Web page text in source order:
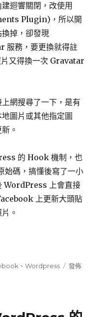
Asus
B85M-
G
的
風
扇
迴響關閉，改使用
Plugin)，所以開
掉，卻發現
服務，要更換就得註
又得換一次 Gravatar
網搜尋了一下，是有
圖片或其他指定圖
。
的 Hook 機制，也
始碼，搞懂後寫了一小
WordPress 上會直接
上更新大頭貼
。
、Wordpress
在
發佈